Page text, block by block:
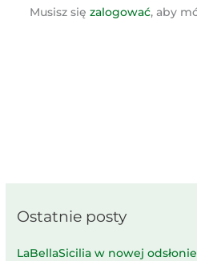
Musisz się zalogować, aby
Ostatnie posty
LaBellaSicilia w nowej odsłonie